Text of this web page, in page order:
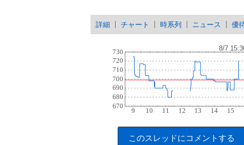
詳細 チャート 時系列 ニュース 優
このスレッドにコメントする